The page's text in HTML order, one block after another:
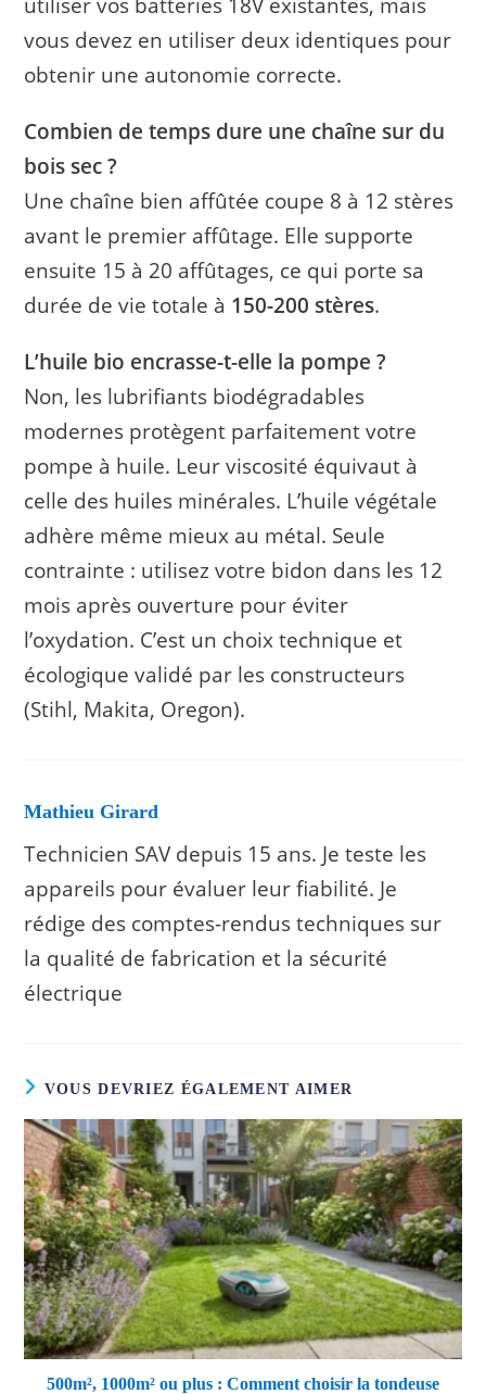
utiliser vos batteries 18V existantes, mais
vous devez en utiliser deux identiques pour
obtenir une autonomie correcte.
Combien de temps dure une chaîne sur du
bois sec ?
Une chaîne bien affûtée coupe 8 à 12 stères
avant le premier affûtage. Elle supporte
ensuite 15 à 20 affûtages, ce qui porte sa
durée de vie totale à 150-200 stères.
L’huile bio encrasse-t-elle la pompe ?
Non, les lubrifiants biodégradables
modernes protègent parfaitement votre
pompe à huile. Leur viscosité équivaut à
celle des huiles minérales. L’huile végétale
adhère même mieux au métal. Seule
contrainte : utilisez votre bidon dans les 12
mois après ouverture pour éviter
l’oxydation. C’est un choix technique et
écologique validé par les constructeurs
(Stihl, Makita, Oregon).
Mathieu Girard
Technicien SAV depuis 15 ans. Je teste les
appareils pour évaluer leur fiabilité. Je
rédige des comptes-rendus techniques sur
la qualité de fabrication et la sécurité
électrique
VOUS DEVRIEZ ÉGALEMENT AIMER
500m², 1000m² ou plus : Comment choisir la tondeuse